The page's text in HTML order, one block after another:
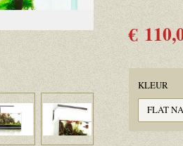
€
KLEUR